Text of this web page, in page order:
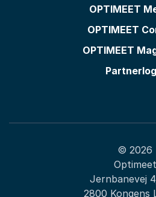
OPTIMEET
OPTIMEET
OPTIMEET
© 2026
Optimeet
Jernbanevej
2800 Kongens